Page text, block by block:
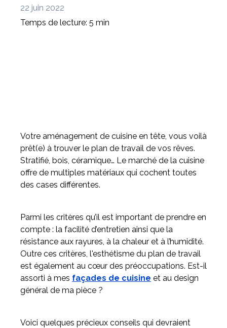
Inspirez-vous du catalogue
Personnalisez nos modèles pour créer le meuble qui vous
ressemble.
Meuble d'angle
22 juin 2022
Temps de lecture: 5 min
Votre aménagement de cuisine en tête, vous voilà
prêt(e) à trouver le plan de travail de vos rêves.
Stratifié, bois, céramique… Le marché de la cuisine
offre de multiples matériaux qui cochent toutes
des cases différentes.
Parmi les critères qu’il est important de prendre en
compte : la facilité d’entretien ainsi que la
résistance aux rayures, à la chaleur et à l’humidité.
Outre ces critères, l'esthétisme du plan de travail
est également au cœur des préoccupations. Est-il
assorti à mes façades de cuisine et au design
général de ma pièce ?
Voici quelques précieux conseils qui devraient